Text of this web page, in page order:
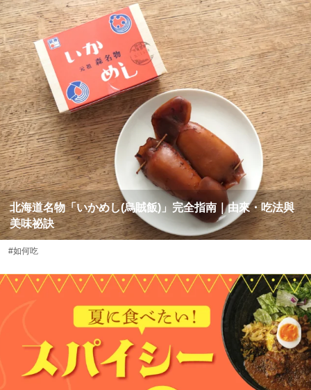
北海道名物「いかめし(烏賊飯)」完全指南｜由來・吃法與
美味祕訣
#如何吃